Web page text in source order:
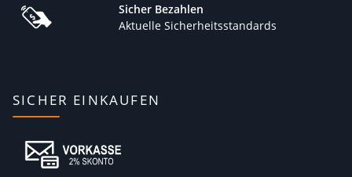
Sicher Bezahlen
Aktuelle Sicherheitsstandards
SICHER EINKAUFEN